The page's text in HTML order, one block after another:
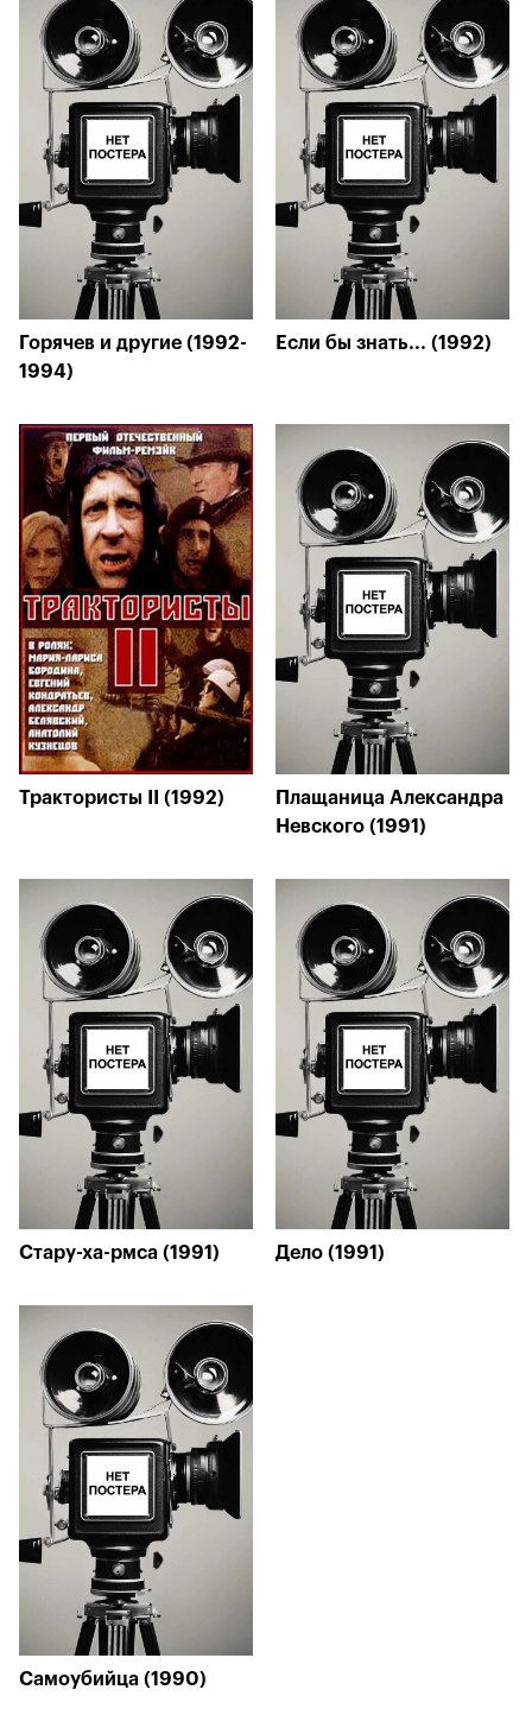
Горячев и другие (1992-
1994)
Если бы знать... (1992)
Трактористы II (1992)
Плащаница Александра
Невского (1991)
Стару-ха-рмса (1991) Дело (1991)
Самоубийца (1990)